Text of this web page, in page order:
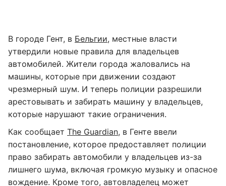
В городе Гент, в Бельгии, местные власти
утвердили новые правила для владельцев
автомобилей. Жители города жаловались на
машины, которые при движении создают
чрезмерный шум. И теперь полиции разрешили
арестовывать и забирать машину у владельцев,
которые нарушают такие ограничения.
Как сообщает The Guardian, в Генте ввели
постановление, которое предоставляет полиции
право забирать автомобили у владельцев из-за
лишнего шума, включая громкую музыку и опасное
вождение. Кроме того, автовладелец может